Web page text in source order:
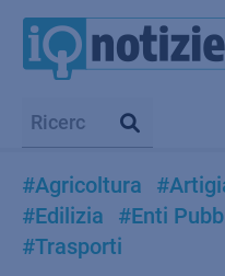
#Agricoltura
#Edilizia
#Enti
#Trasporti